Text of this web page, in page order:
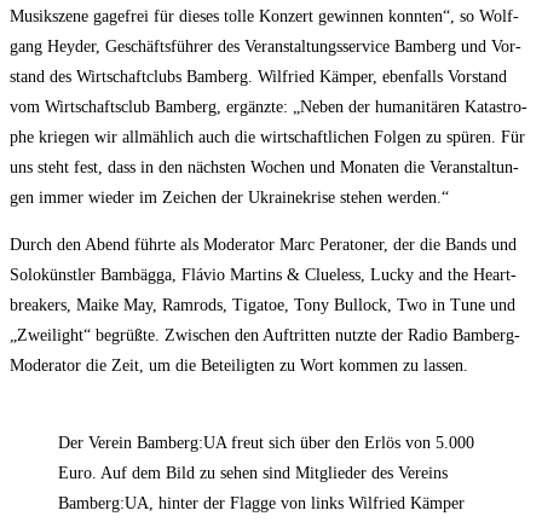
Musik­sze­ne gage­frei für die­ses tol­le Kon­zert gewin­nen konn­ten“, so Wolf­
gang Heyder, Geschäfts­füh­rer des Ver­an­stal­tungs­ser­vice Bam­berg und Vor­
stand des Wirt­schaft­clubs Bam­berg. Wil­fried Käm­per, eben­falls Vor­stand
vom Wirt­schafts­club Bam­berg, ergänz­te: „Neben der huma­ni­tä­ren Kata­stro­
phe krie­gen wir all­mäh­lich auch die wirt­schaft­li­chen Fol­gen zu spü­ren. Für
uns steht fest, dass in den nächs­ten Wochen und Mona­ten die Ver­an­stal­tun­
gen immer wie­der im Zei­chen der Ukrai­ne­kri­se ste­hen werden.“
Durch den Abend führ­te als Mode­ra­tor Marc Pera­to­ner, der die Bands und
Solo­künst­ler Bam­bäg­ga, Flá­vio Mar­tins & Clue­l­ess, Lucky and the Heart-
brea­k­ers, Mai­ke May, Ram­rods, Tiga­toe, Tony Bul­lock, Two in Tune und
„Zwei­light“ begrüß­te. Zwi­schen den Auf­trit­ten nutz­te der Radio Bam­berg-
Mode­ra­tor die Zeit, um die Betei­lig­ten zu Wort kom­men zu lassen.
Der Ver­ein Bamberg:UA freut sich über den Erlös von 5.000
Euro. Auf dem Bild zu sehen sind Mit­glie­der des Ver­eins
Bamberg:UA, hin­ter der Flag­ge von links Wil­fried Käm­per